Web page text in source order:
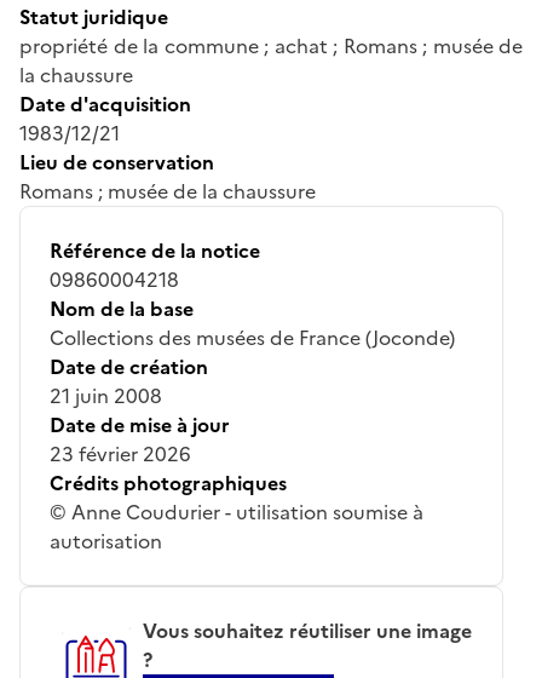
Statut juridique
propriété de la commune ; achat ; Romans ; musée de
la chaussure
Date d'acquisition
1983/12/21
Lieu de conservation
Romans ; musée de la chaussure
Référence de la notice
09860004218
Nom de la base
Collections des musées de France (Joconde)
Date de création
21 juin 2008
Date de mise à jour
23 février 2026
Crédits photographiques
© Anne Coudurier - utilisation soumise à
autorisation
Vous souhaitez réutiliser une image
?